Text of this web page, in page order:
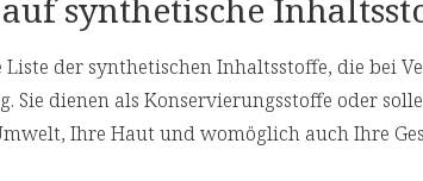
synthetische
Liste der synthetischen Inhaltsstoffe, die bei
Sie dienen als Konservierungsstoffe oder
Ihre Haut und womöglich auch Ihre